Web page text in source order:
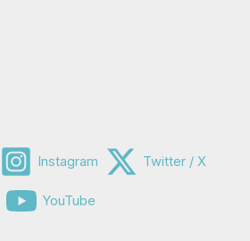
Instagram Twitter / X
YouTube